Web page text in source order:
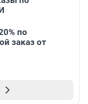
по
заказ от